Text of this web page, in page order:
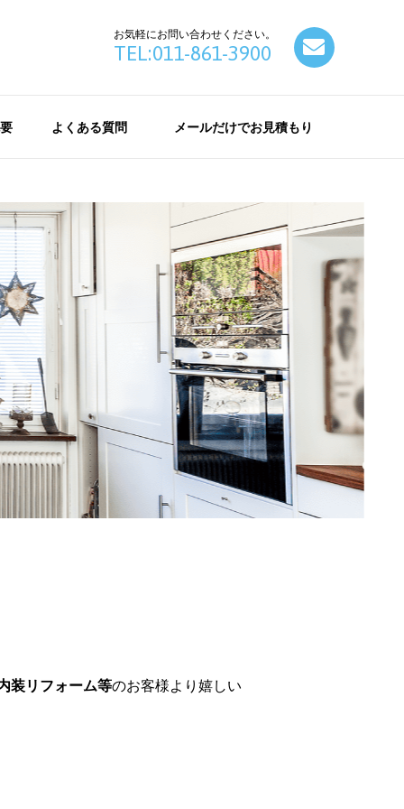
お気軽にお問い合わせください。
TEL:011-861-3900
よくある質問 メールだけでお見積もり
装リフォーム等のお客様より嬉しい